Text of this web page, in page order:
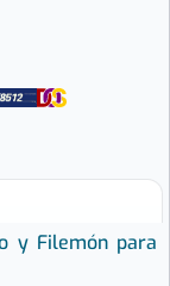
y Filemón para